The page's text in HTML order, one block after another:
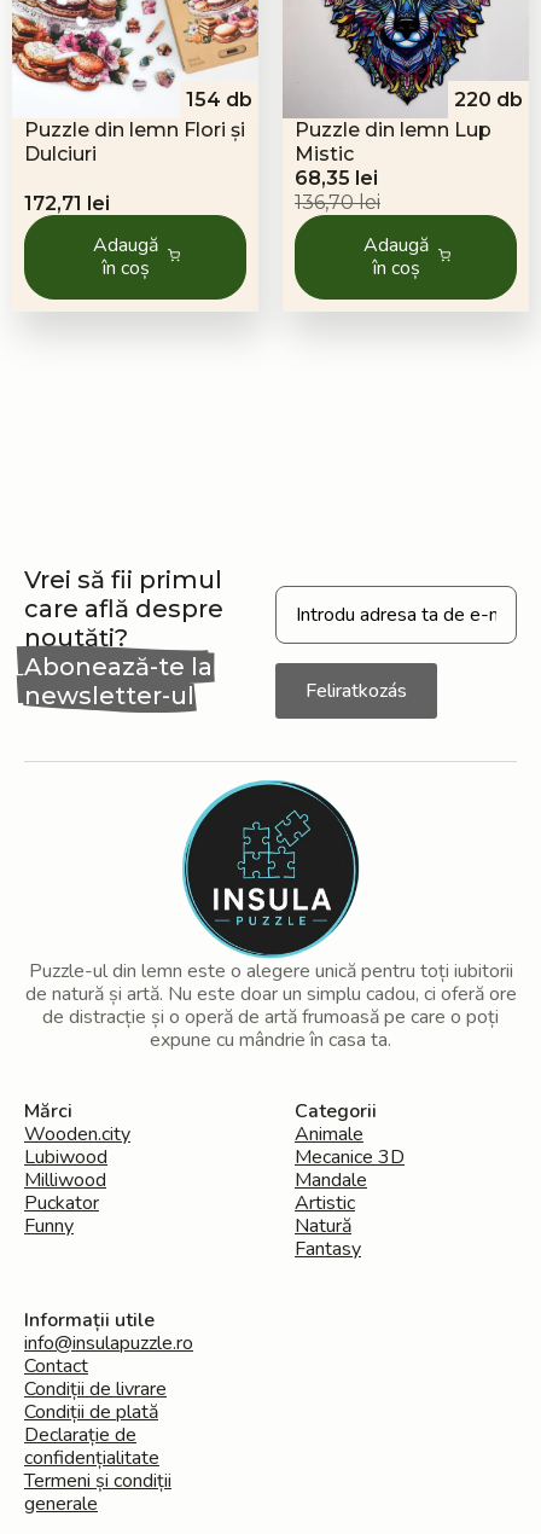
154 db
Puzzle din lemn Flori și
Dulciuri
172,71 lei
Adaugă
în coș
220 db
Puzzle din lemn Lup
Mistic
136,70lei
Prețul
inițial
a
fost:
136,70 lei.
68,35 lei
Prețul
curent
este:
68,35 lei.Adaugă
în coș
Vrei să fii primul
care află despre
noutăți?
Abonează-te la
newsletter-ul
Feliratkozás
Puzzle-ul din lemn este o alegere unică pentru toți iubitorii
de natură și artă. Nu este doar un simplu cadou, ci oferă ore
de distracție și o operă de artă frumoasă pe care o poți
expune cu mândrie în casa ta.
Mărci
Wooden.city
Lubiwood
Milliwood
Puckator
Funny
Categorii
Animale
Mecanice 3D
Mandale
Artistic
Natură
Fantasy
Informații utile
info@insulapuzzle.ro
Contact
Condiții de livrare
Condiții de plată
Declarație de
confidențialitate
Termeni și condiții
generale